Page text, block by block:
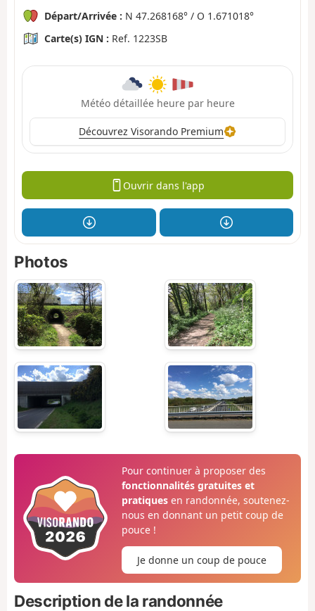
Départ/Arrivée : N 47.268168° / O 1.671018°
Carte(s) IGN : Ref. 1223SB
Météo détaillée heure par heure
Découvrez Visorando Premium
Ouvrir dans l'app
Photos
Pour continuer à proposer des
fonctionnalités gratuites et
pratiquesen randonnée, soutenez-
nous en donnant un petit coup de
pouce !
Je donne un coup de pouce
Description de la randonnée